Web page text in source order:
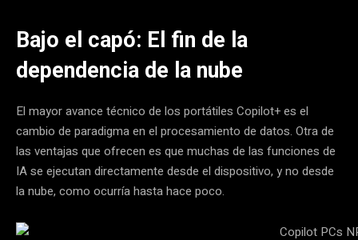
Bajo el capó: El fin de la
dependencia de la nube
El mayor avance técnico de los portátiles Copilot+ es el
cambio de paradigma en el procesamiento de datos. Otra de
las ventajas que ofrecen es que muchas de las funciones de
IA se ejecutan directamente desde el dispositivo, y no desde
la nube, como ocurría hasta hace poco.